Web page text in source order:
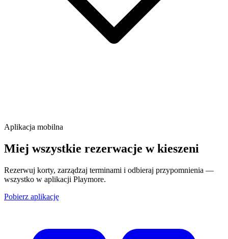
Aplikacja mobilna
Miej wszystkie rezerwacje w kieszeni
Rezerwuj korty, zarządzaj terminami i odbieraj przypomnienia —
wszystko w aplikacji Playmore.
Pobierz aplikację